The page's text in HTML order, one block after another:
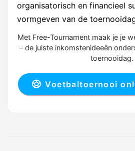
organisatorisch en financieel
vormgeven van de
Met Free-Tournament maak je je
– de juiste inkomstenideeën
toernooidag.
Voetbaltoernooi